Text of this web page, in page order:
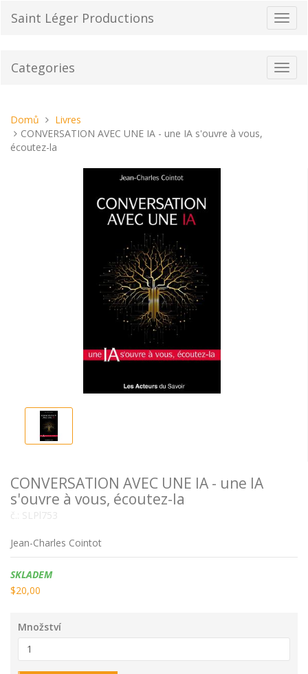
Saint Léger Productions
Categories
Nacházíte
se
tady:
Domů
Livres
CONVERSATION AVEC UNE IA - une IA s'ouvre à vous,
écoutez-la
CONVERSATION AVEC UNE IA - une IA
s'ouvre à vous, écoutez-la
č.: SLPl753
Jean-Charles Cointot
Dostupnost:
SKLADEM
$20,00
Množství